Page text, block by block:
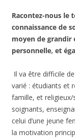
Racontez-nous le
connaissance de
moyen de grandir
personnelle, et
Il va être difficile
varié : étudiants et
famille, et religieux/
soignants,
celui d’une jeune
la motivation